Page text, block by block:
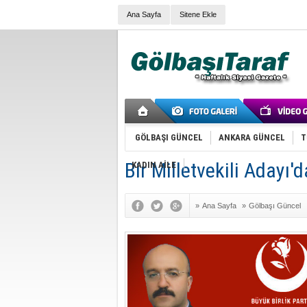
Ana Sayfa Sitene Ekle
GÖLBAŞI GÜNCEL ANKARA GÜNCEL
KADIN AİLE
Bir Milletvekili
» Ana Sayfa » Gölbaşı Güncel